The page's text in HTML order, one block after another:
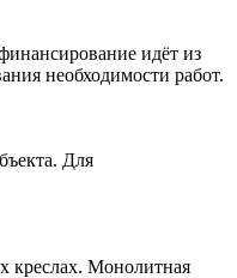
идёт из
необходимости работ.
Для
креслах. Монолитная